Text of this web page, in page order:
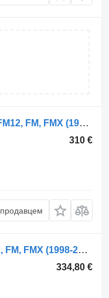
Патрубок Volvo FM7 (01.98-12.01) 22318830 до вантажівки Volvo FM7-FM12, FM, FMX (1998-2014)
310 €
Патрубок Volvo ФМХ (01.10-) 20722444 до вантажівки Volvo FM7-FM12, FM, FMX (1998-2014)
334,80 €